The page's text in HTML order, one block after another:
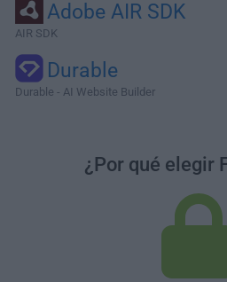
Adobe AIR SDK
AIR SDK
Durable
Durable - AI Website Builder
¿Por qué elegir